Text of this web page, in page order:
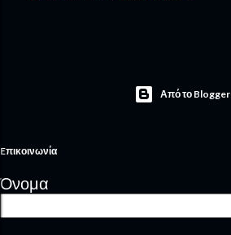
Από το Blogger
Eπικοινωνία
Όνομα